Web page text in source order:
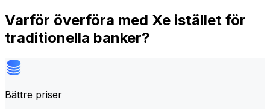
Varför överföra med Xe istället för
traditionella banker?
Bättre priser